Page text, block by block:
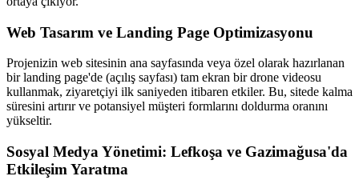
Web Tasarım ve Landing Page Optimizasyonu
Projenizin web sitesinin ana sayfasında veya özel olarak hazırlanan
bir landing page'de (açılış sayfası) tam ekran bir drone videosu
kullanmak, ziyaretçiyi ilk saniyeden itibaren etkiler. Bu, sitede kalma
süresini artırır ve potansiyel müşteri formlarını doldurma oranını
yükseltir.
Sosyal Medya Yönetimi: Lefkoşa ve Gazimağusa'da
Etkileşim Yaratma